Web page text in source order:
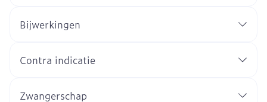
Bijwerkingen
Contra indicatie
Zwangerschap